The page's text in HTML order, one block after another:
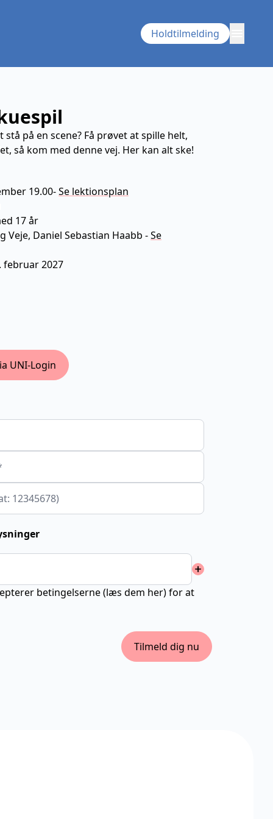
Holdtilmelding
på en scene? Få prøvet at spille helt,
så kom med denne vej. Her kan alt ske!
19.00-Se lektionsplan
17 år
Veje, Daniel Sebastian Haabb -Se
februar 2027
UNI-Login
12345678)
add
betingelserne (læs dem her) for at
Tilmeld dig nu